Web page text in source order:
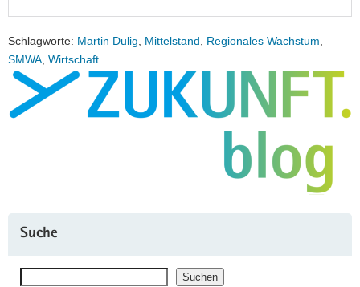
Schlagworte: Martin Dulig Mittelstand Regionales Wachstum
SMWA Wirtschaft
Suche
Suchen